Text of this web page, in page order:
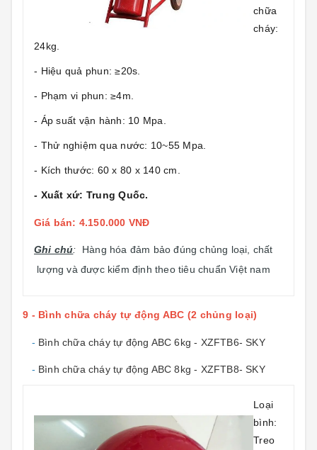
chữa
cháy:
24kg.
- Hiệu quả phun: ≥20s.
- Phạm vi phun: ≥4m.
- Áp suất vận hành: 10 Mpa.
- Thử nghiệm qua nước: 10~55 Mpa.
- Kích thước: 60 x 80 x 140 cm.
- Xuất xứ: Trung Quốc.
Giá bán: 4.150.000 VNĐ
Ghi chú: Hàng hóa đảm bảo đúng chủng loại, chất
lượng và được kiểm định theo tiêu chuẩn Việt nam
9 - Bình chữa cháy tự động ABC (2 chủng loại)
- Bình chữa cháy tự động ABC 6kg - XZFTB6- SKY
- Bình chữa cháy tự động ABC 8kg - XZFTB8- SKY
Loại
bình:
Treo